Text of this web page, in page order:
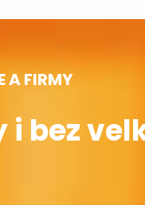
A FIRMY
i bez